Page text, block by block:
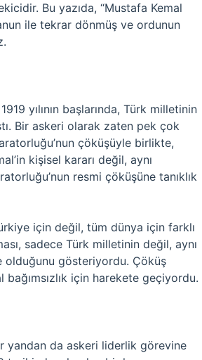
Bu yazıda, “Mustafa Kemal
ile tekrar dönmüş ve ordunun
yılının başlarında, Türk milletinin
Bir askeri olarak zaten pek çok
çöküşüyle birlikte,
kişisel kararı değil, aynı
resmi çöküşüne tanıklık
için değil, tüm dünya için farklı
sadece Türk milletinin değil, aynı
olduğunu gösteriyordu. Çöküş
için harekete geçiyordu.
yandan da askeri liderlik görevine